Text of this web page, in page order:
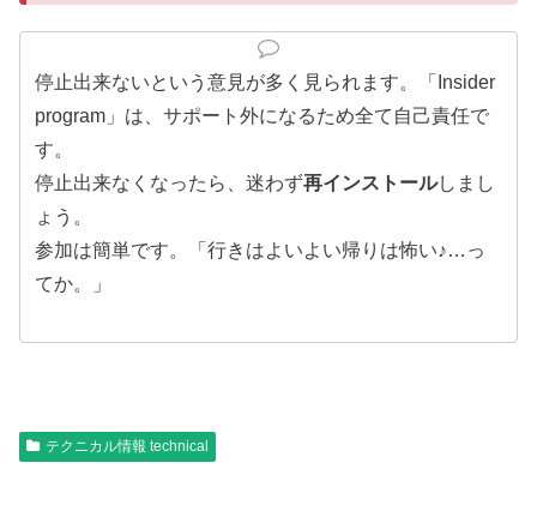
停止出来ないという意見が多く見られます。「Insider
program」は、サポート外になるため全て自己責任で
す。
停止出来なくなったら、迷わず再インストールしまし
ょう。
参加は簡単です。「行きはよいよい帰りは怖い♪…っ
てか。」
テクニカル情報 technical